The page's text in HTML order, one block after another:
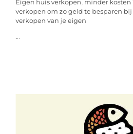
Eigen huis verkopen, minder
verkopen om zo geld te besparen
verkopen van je eigen
...